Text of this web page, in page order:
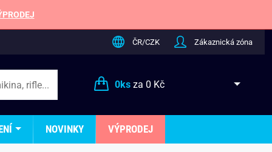
ČR/CZK Zákaznická zóna
0ksza 0 Kč
NOVINKY VÝPRODEJ